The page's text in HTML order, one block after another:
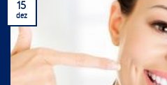
15
dez